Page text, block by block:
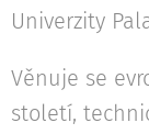
Univerzity
Věnuje se
století,